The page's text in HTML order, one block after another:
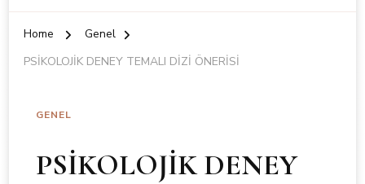
Home
Genel
PSİKOLOJİK DENEY TEMALI DİZİ ÖNERİSİ
GENEL
PSİKOLOJİK DENEY